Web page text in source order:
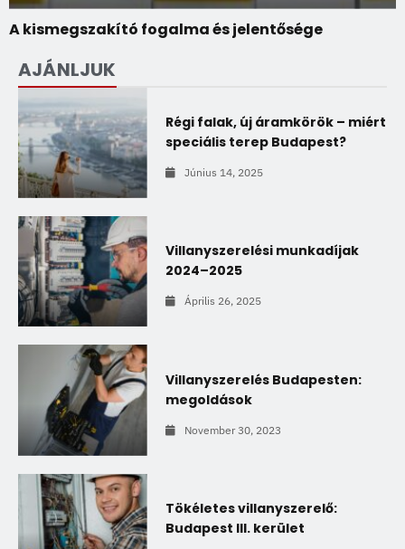
A kismegszakító fogalma és jelentősége
AJÁNLJUK
Régi falak, új áramkörök – miért
speciális terep Budapest?
Június 14, 2025
Villanyszerelési munkadíjak
2024–2025
Április 26, 2025
Villanyszerelés Budapesten:
megoldások
November 30, 2023
Tökéletes villanyszerelő:
Budapest III. kerület